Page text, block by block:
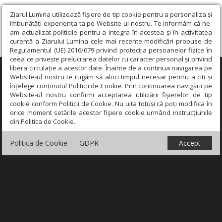
Ziarul Lumina utilizează fişiere de tip cookie pentru a personaliza și
îmbunătăți experiența ta pe Website-ul nostru. Te informăm că ne-
am actualizat politicile pentru a integra în acestea și în activitatea
curentă a Ziarului Lumina cele mai recente modificări propuse de
Regulamentul (UE) 2016/679 privind protecția persoanelor fizice în
ceea ce privește prelucrarea datelor cu caracter personal și privind
libera circulație a acestor date. Înainte de a continua navigarea pe
Website-ul nostru te rugăm să aloci timpul necesar pentru a citi și
înțelege conținutul Politicii de Cookie. Prin continuarea navigării pe
Website-ul nostru confirmi acceptarea utilizării fişierelor de tip
cookie conform Politicii de Cookie. Nu uita totuși că poți modifica în
orice moment setările acestor fişiere cookie urmând instrucțiunile
din Politica de Cookie.
Politica de Cookie GDPR Accept
×